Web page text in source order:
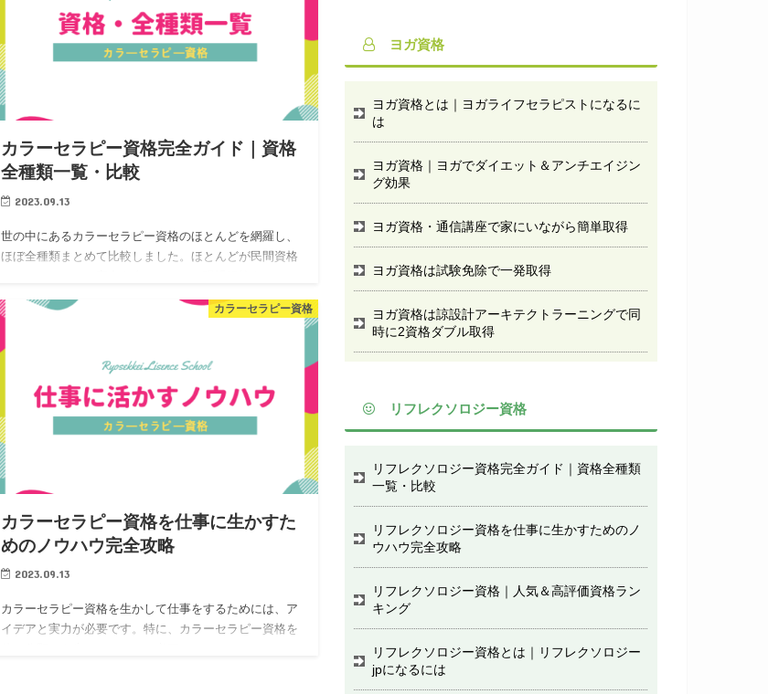
カラーセラピー資格完全ガイド｜資格
全種類一覧・比較
2023.09.13
世の中にあるカラーセラピー資格のほとんどを網羅し、
ほぼ全種類まとめて比較しました。ほとんどが民間資格
ん持っていたほうが良…
カラーセラピー資格
カラーセラピー資格を仕事に生かすた
めのノウハウ完全攻略
2023.09.13
カラーセラピー資格を生かして仕事をするためには、ア
イデアと実力が必要です。特に、カラーセラピー資格を
ヨガ資格
ヨガ資格とは｜ヨガライフセラピストになるに
は
ヨガ資格｜ヨガでダイエット＆アンチエイジン
グ効果
ヨガ資格・通信講座で家にいながら簡単取得
ヨガ資格は試験免除で一発取得
ヨガ資格は諒設計アーキテクトラーニングで同
時に2資格ダブル取得
リフレクソロジー資格
リフレクソロジー資格完全ガイド｜資格全種類
一覧・比較
リフレクソロジー資格を仕事に生かすためのノ
ウハウ完全攻略
リフレクソロジー資格｜人気＆高評価資格ラン
キング
リフレクソロジー資格とは｜リフレクソロジー
jpになるには